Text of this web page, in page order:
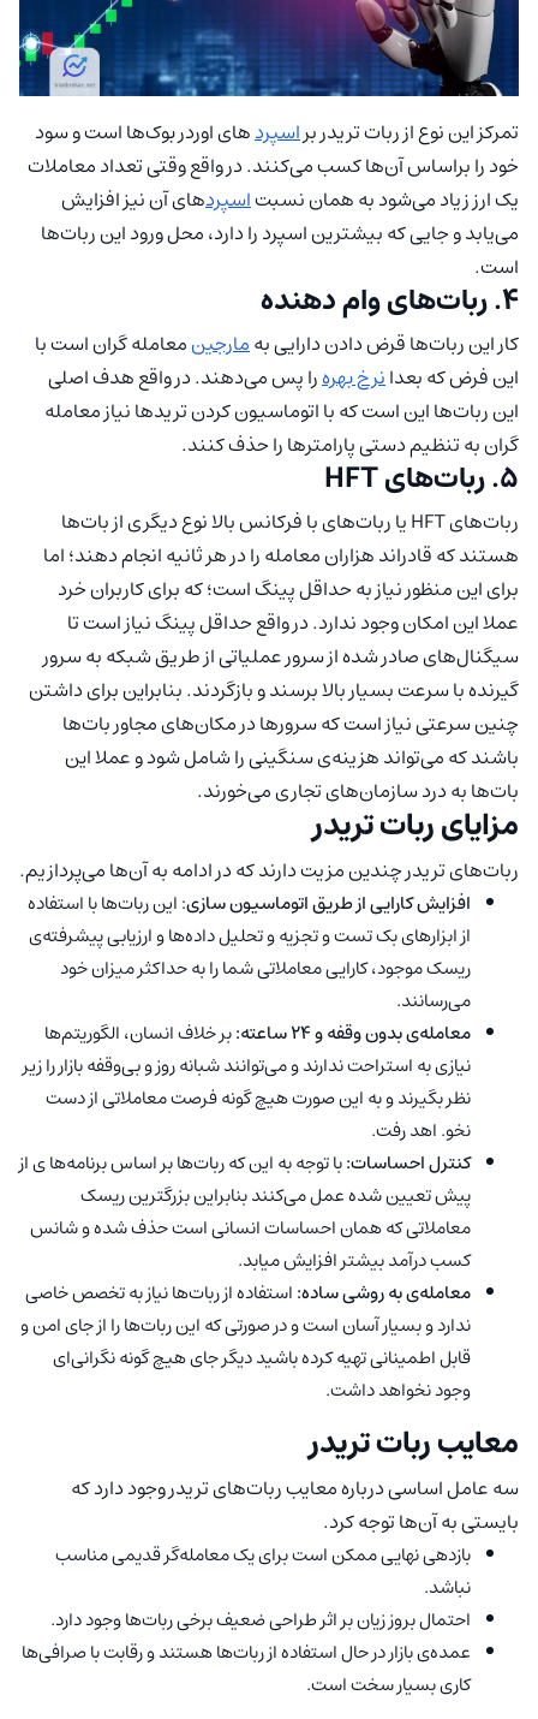
تمرکز این نوع از ربات تریدر براسپردهای اوردر بوک‌ها است و سود
خود را براساس آن‌ها کسب می‌کنند. در واقع وقتی تعداد معاملات
یک ارز زیاد می‌شود به همان نسبتاسپرد‌های آن نیز افزایش
می‌یابد و جایی که بیشترین اسپرد را دارد، محل ورود این ربات‌ها
است.
4. ربات‌های وام دهنده
کار این ربات‌ها قرض دادن دارایی بهمارجینمعامله گران است با
این فرض که بعدانرخ بهرهرا پس می‌دهند. در واقع هدف اصلی
این ربات‌ها این است که با اتوماسیون کردن ترید‌ها نیاز معامله
گران به تنظیم دستی پارامتر‌ها را حذف کنند.
5. ربات‌های HFT
ربات‌های HFT یا ربات‌های با فرکانس بالا نوع دیگری از بات‌ها
هستند که قادر‌اند هزاران معامله را در هر ثانیه انجام دهند؛ اما
برای این منظور نیاز به حداقل پینگ است؛ که برای کاربران خرد
عملا این امکان وجود ندارد. در واقع حداقل پینگ نیاز است تا
سیگنال‌های صادر شده از سرور عملیاتی از طریق شبکه به سرور
گیرنده با سرعت بسیار بالا برسند و بازگردند. بنابراین برای داشتن
چنین سرعتی نیاز است که سرور‌ها در مکان‌های مجاور بات‌ها
باشند که می‌تواند هزینه‌ی سنگینی را شامل شود و عملا این
بات‌ها به درد سازمان‌های تجاری می‌خورند.
مزایای ربات تریدر
ربات‌های تریدر چندین مزیت دارند که در ادامه به آن‌ها می‌پردازیم.
افزایش کارایی از طریق اتوماسیون سازی: این ربات‌ها با استفاده
از ابزار‌های بک تست و تجزیه و تحلیل داده‌ها و ارزیابی پیشرفته‌ی
ریسک موجود، کارایی معاملاتی شما را به حداکثر میزان خود
می‌رسانند.
معامله‌ی بدون وقفه و۲۴ساعته:بر خلاف انسان، الگوریتم‌ها
نیازی به استراحت ندارند و می‌توانند شبانه روز و بی‌وقفه بازار را زیر
نظر بگیرند و به این صورت هیچ گونه فرصت معاملاتی از دست
نخو. اهد رفت.
کنترل احساسات:با توجه به این که ربات‌ها بر اساس برنامه‌ها ی از
پیش تعیین شده عمل می‌کنند بنابراین بزرگترین ریسک
معاملاتی که همان احساسات انسانی است حذف شده و شانس
کسب درآمد بیشتر افزایش میابد.
معامله‌ی به روشی ساده:استفاده از ربات‌ها نیاز به تخصص خاصی
ندارد و بسیار آسان است و در صورتی که این ربات‌ها را از جای امن و
قابل اطمینانی تهیه کرده باشید دیگر جای هیچ گونه نگرانی‌ای
وجود نخواهد داشت.
معایب ربات تریدر
سه عامل اساسی درباره معایب ربات‌های تریدر وجود دارد که
بایستی به آن‌ها توجه کرد.
بازدهی نهایی ممکن است برای یک معامله‌گر قدیمی مناسب
نباشد.
احتمال بروز زیان بر اثر طراحی ضعیف برخی ربات‌ها وجود دارد.
عمده‌ی بازار در حال استفاده از ربات‌ها هستند و رقابت با صرافی‌ها
کاری بسیار سخت است.